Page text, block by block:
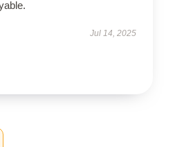
Jul 14, 2025